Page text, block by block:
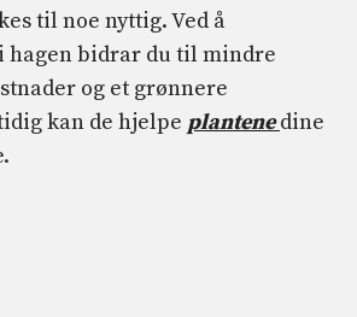
til noe nyttig. Ved å
hagen bidrar du til mindre
og et grønnere
kan de hjelpe plantenedine